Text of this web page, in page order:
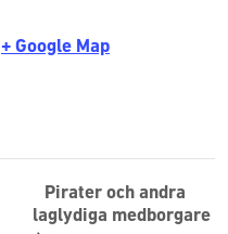
+ Google Map
Pirater och andra
laglydiga medborgare